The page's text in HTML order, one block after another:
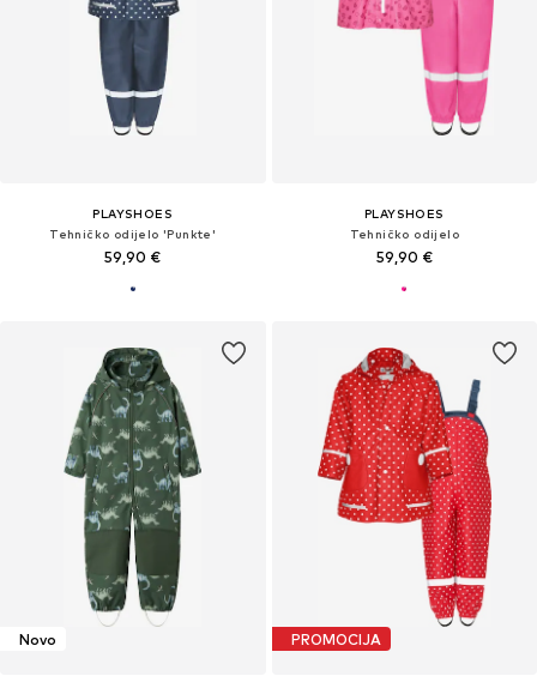
PLAYSHOES
Tehničko odijelo 'Punkte'
59,90 €
PLAYSHOES
Tehničko odijelo
59,90 €
Novo PROMOCIJA